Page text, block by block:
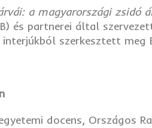
a magyarországi zsidó
és partnerei által
szerkesztett meg
docens, Országos